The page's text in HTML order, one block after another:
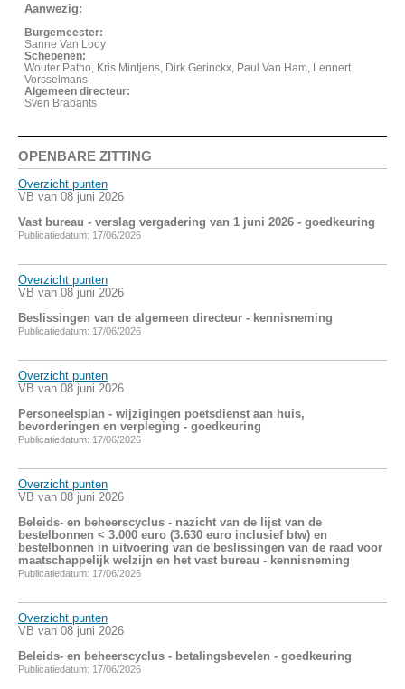
Aanwezig:
Burgemeester:
Sanne Van Looy
Schepenen:
Wouter Patho, Kris Mintjens, Dirk Gerinckx, Paul Van Ham, Lennert
Vorsselmans
Algemeen directeur:
Sven Brabants
OPENBARE ZITTING
Overzicht punten
VB van 08 juni 2026
Vast bureau - verslag vergadering van 1 juni 2026 - goedkeuring
Publicatiedatum: 17/06/2026
Overzicht punten
VB van 08 juni 2026
Beslissingen van de algemeen directeur - kennisneming
Publicatiedatum: 17/06/2026
Overzicht punten
VB van 08 juni 2026
Personeelsplan - wijzigingen poetsdienst aan huis,
bevorderingen en verpleging - goedkeuring
Publicatiedatum: 17/06/2026
Overzicht punten
VB van 08 juni 2026
Beleids- en beheerscyclus - nazicht van de lijst van de
bestelbonnen < 3.000 euro (3.630 euro inclusief btw) en
bestelbonnen in uitvoering van de beslissingen van de raad voor
maatschappelijk welzijn en het vast bureau - kennisneming
Publicatiedatum: 17/06/2026
Overzicht punten
VB van 08 juni 2026
Beleids- en beheerscyclus - betalingsbevelen - goedkeuring
Publicatiedatum: 17/06/2026